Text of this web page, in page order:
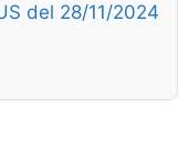
del 28/11/2024